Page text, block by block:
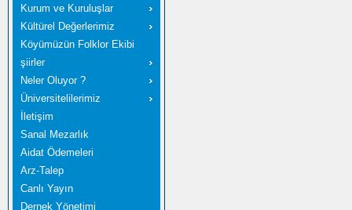
Kurum ve Kuruluşlar
Kültürel Değerlerimiz
Köyümüzün Folklor Ekibi
şiirler
Neler Oluyor ?
Üniversitelilerimiz
İletişim
Sanal Mezarlık
Aidat Ödemeleri
Arz-Talep
Canlı Yayın
Dernek Yönetimi